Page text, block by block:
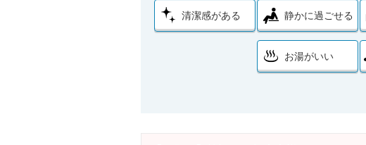
清潔感がある 静かに過ごせる
お湯がいい